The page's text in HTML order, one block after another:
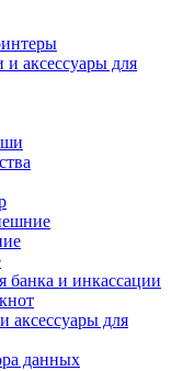
и аксессуары для
банка и инкассации
аксессуары для
данных